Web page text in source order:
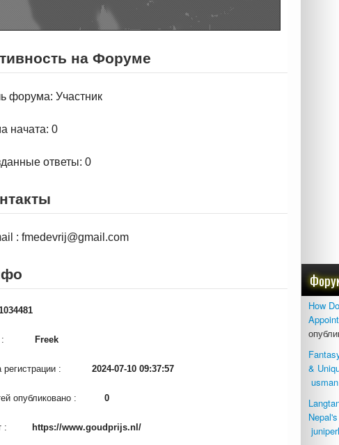
на Форуме
форума: Участник
начата: 0
ответы: 0
: fmedevrij@gmail.com
1034481
: Freek
регистрации : 2024-07-10 09:37:57
опубликовано : 0
: https://www.goudprijs.nl/
How
&